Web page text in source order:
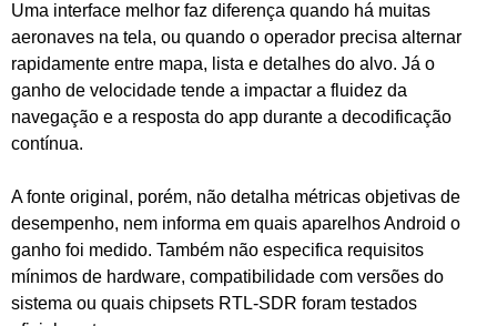
Uma interface melhor faz diferença quando há muitas
aeronaves na tela, ou quando o operador precisa alternar
rapidamente entre mapa, lista e detalhes do alvo. Já o
ganho de velocidade tende a impactar a fluidez da
navegação e a resposta do app durante a decodificação
contínua.
A fonte original, porém, não detalha métricas objetivas de
desempenho, nem informa em quais aparelhos Android o
ganho foi medido. Também não especifica requisitos
mínimos de hardware, compatibilidade com versões do
sistema ou quais chipsets RTL-SDR foram testados